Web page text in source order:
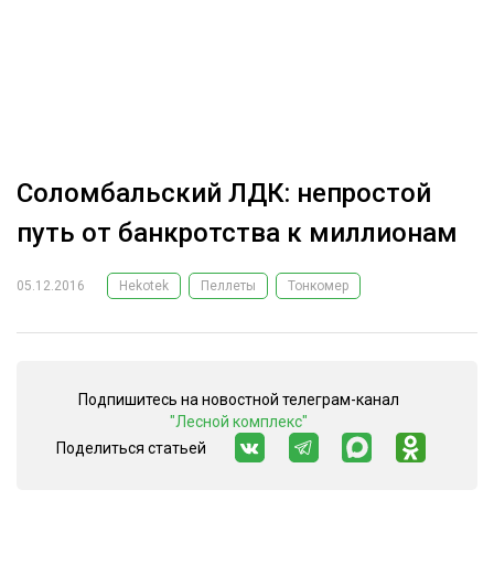
ЛЕСОВОССТАНОВЛЕНИЕ И ЗАЩИТА
ЛЕСОПИЛЕНИЕ
ДЕРЕВЯННОЕ ДОМОСТРОЕНИЕ
ПОДБОРКИ СТАТЕЙ
Соломбальский ЛДК: непростой
путь от банкротства к миллионам
05.12.2016 Hekotek Пеллеты Тонкомер
Подпишитесь на новостной телеграм-канал
"Лесной комплекс"
Поделиться статьей